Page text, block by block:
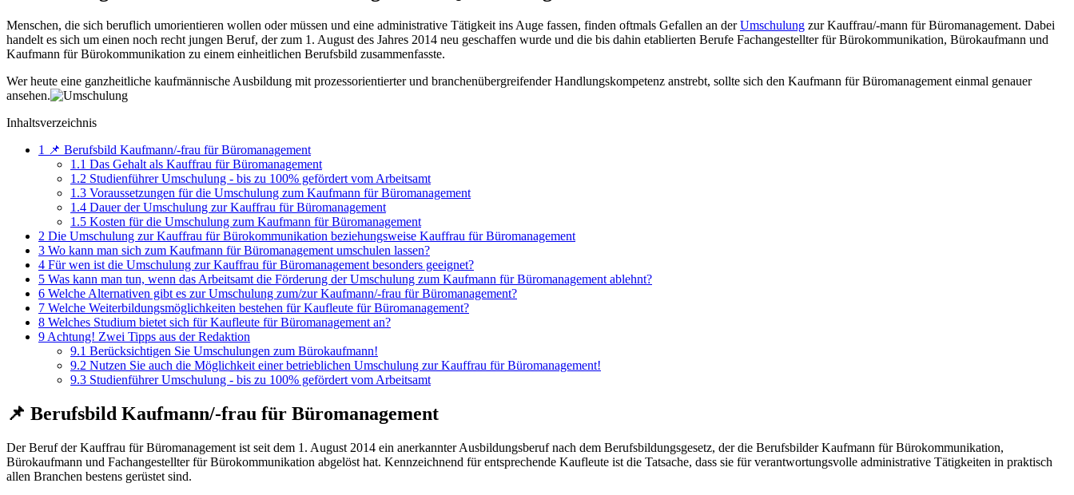
Menschen, die sich beruflich umorientieren wollen oder müssen und eine administrative Tätigkeit ins Auge fassen, finden oftmals Gefallen an derUmschulung zur Kauffrau/-mann für Büromanagement. Dabei
handelt es sich um einen noch recht jungen Beruf, der zum 1. August des Jahres 2014 neu geschaffen wurde und die bis dahin etablierten Berufe Fachangestellter für Bürokommunikation, Bürokaufmann und
Kaufmann für Bürokommunikation zu einem einheitlichen Berufsbild zusammenfasste.
Wer heute eine ganzheitliche kaufmännische Ausbildung mit prozessorientierter und branchenübergreifender Handlungskompetenz anstrebt, sollte sich den Kaufmann für Büromanagement einmal genauer
ansehen.
Inhaltsverzeichnis
1
📌 Berufsbild Kaufmann/-frau für Büromanagement
1.1 Das Gehalt als Kauffrau für Büromanagement
1.2 Studienführer Umschulung - bis zu 100% gefördert vom Arbeitsamt
1.3 Voraussetzungen für die Umschulung zum Kaufmann für Büromanagement
1.4 Dauer der Umschulung zur Kauffrau für Büromanagement
1.5 Kosten für die Umschulung zum Kaufmann für Büromanagement
2 Die Umschulung zur Kauffrau für Bürokommunikation beziehungsweise Kauffrau für Büromanagement
3 Wo kann man sich zum Kaufmann für Büromanagement umschulen lassen?
4 Für wen ist die Umschulung zur Kauffrau für Büromanagement besonders geeignet?
5 Was kann man tun, wenn das Arbeitsamt die Förderung der Umschulung zum Kaufmann für Büromanagement ablehnt?
6 Welche Alternativen gibt es zur Umschulung zum/zur Kaufmann/-frau für Büromanagement?
7 Welche Weiterbildungsmöglichkeiten bestehen für Kaufleute für Büromanagement?
8 Welches Studium bietet sich für Kaufleute für Büromanagement an?
9 Achtung! Zwei Tipps aus der Redaktion
9.1 Berücksichtigen Sie Umschulungen zum Bürokaufmann!
9.2 Nutzen Sie auch die Möglichkeit einer betrieblichen Umschulung zur Kauffrau für Büromanagement!
9.3 Studienführer Umschulung - bis zu 100% gefördert vom Arbeitsamt
📌 Berufsbild Kaufmann/-frau für Büromanagement
Der Beruf der Kauffrau für Büromanagement ist seit dem 1. August 2014 ein anerkannter Ausbildungsberuf nach dem Berufsbildungsgesetz, der die Berufsbilder Kaufmann für Bürokommunikation,
Bürokaufmann und Fachangestellter für Bürokommunikation abgelöst hat. Kennzeichnend für entsprechende Kaufleute ist die Tatsache, dass sie für verantwortungsvolle administrative Tätigkeiten in praktisch
allen Branchen bestens gerüstet sind.